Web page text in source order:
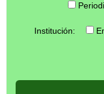
Institución: